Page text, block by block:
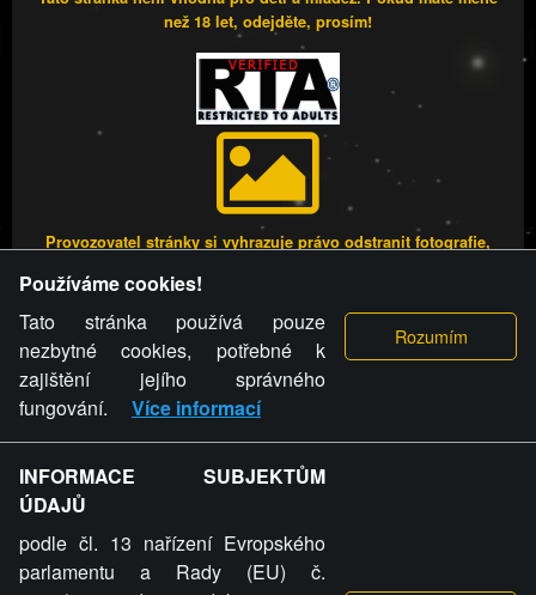
než 18 let, odejděte, prosím!
Provozovatel stránky si vyhrazuje právo odstranit fotografie,
stránky týče, ani osoba, která umístila fotografii nebo video na
stránku, nemůže z důvodu odstranění fotografie, videa nebo
komentáře pro výše uvedenou okolnost uplatnit vůči
provozovateli stránky žádný nárok na náhradu škody nebo
nemajetkové újmy.
FREESEX.CZ - to je Vaše každodenní dávka
Používáme cookies!
Tato stránka používá pouze
nezbytné cookies, potřebné k
zajištění jejího správného
fungování.
Více informací
INFORMACE SUBJEKTŮM
ÚDAJŮ
podle čl. 13 nařízení Evropského
parlamentu a Rady (EU) č.